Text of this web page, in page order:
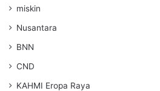
miskin
Nusantara
BNN
CND
KAHMI Eropa Raya